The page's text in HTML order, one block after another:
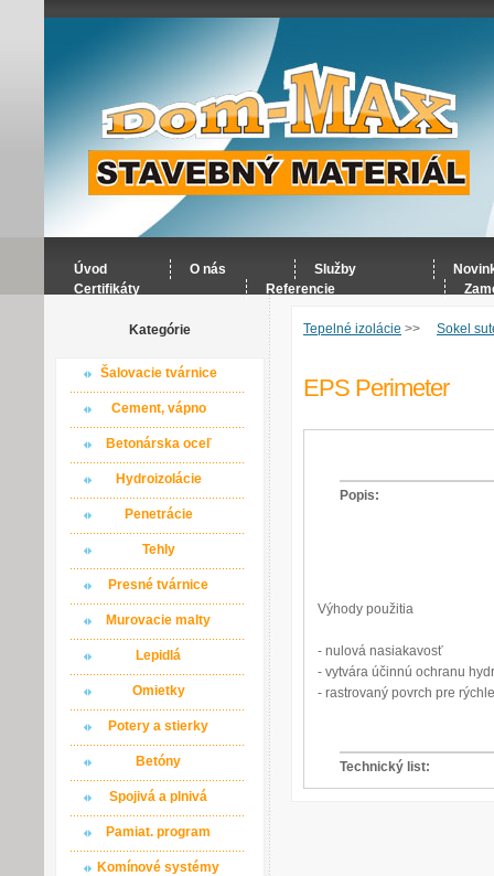
Úvod O nás Služby
Certifikáty
Referencie
Kategórie
Šalovacie tvárnice
Cement, vápno
Betonárska oceľ
Hydroizolácie
Penetrácie
Tehly
Presné tvárnice
Murovacie malty
Lepidlá
Omietky
Potery a stierky
Betóny
Spojivá a plnivá
Pamiat. program
Komínové systémy
Tepelné izolácie >> Sokel
EPS Perimeter
Popis:
Výhody použitia
- nulová nasiakavosť
- vytvára účinnú ochranu
- rastrovaný povrch pre
Technický list: